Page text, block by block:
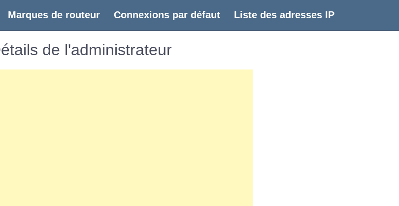
Marques de routeur Connexions par défaut Liste des adresses IP
de l'administrateur